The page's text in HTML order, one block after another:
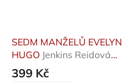
SEDM MANŽELŮ EVELYN
HUGO Jenkins Reidová
Taylor
399 Kč